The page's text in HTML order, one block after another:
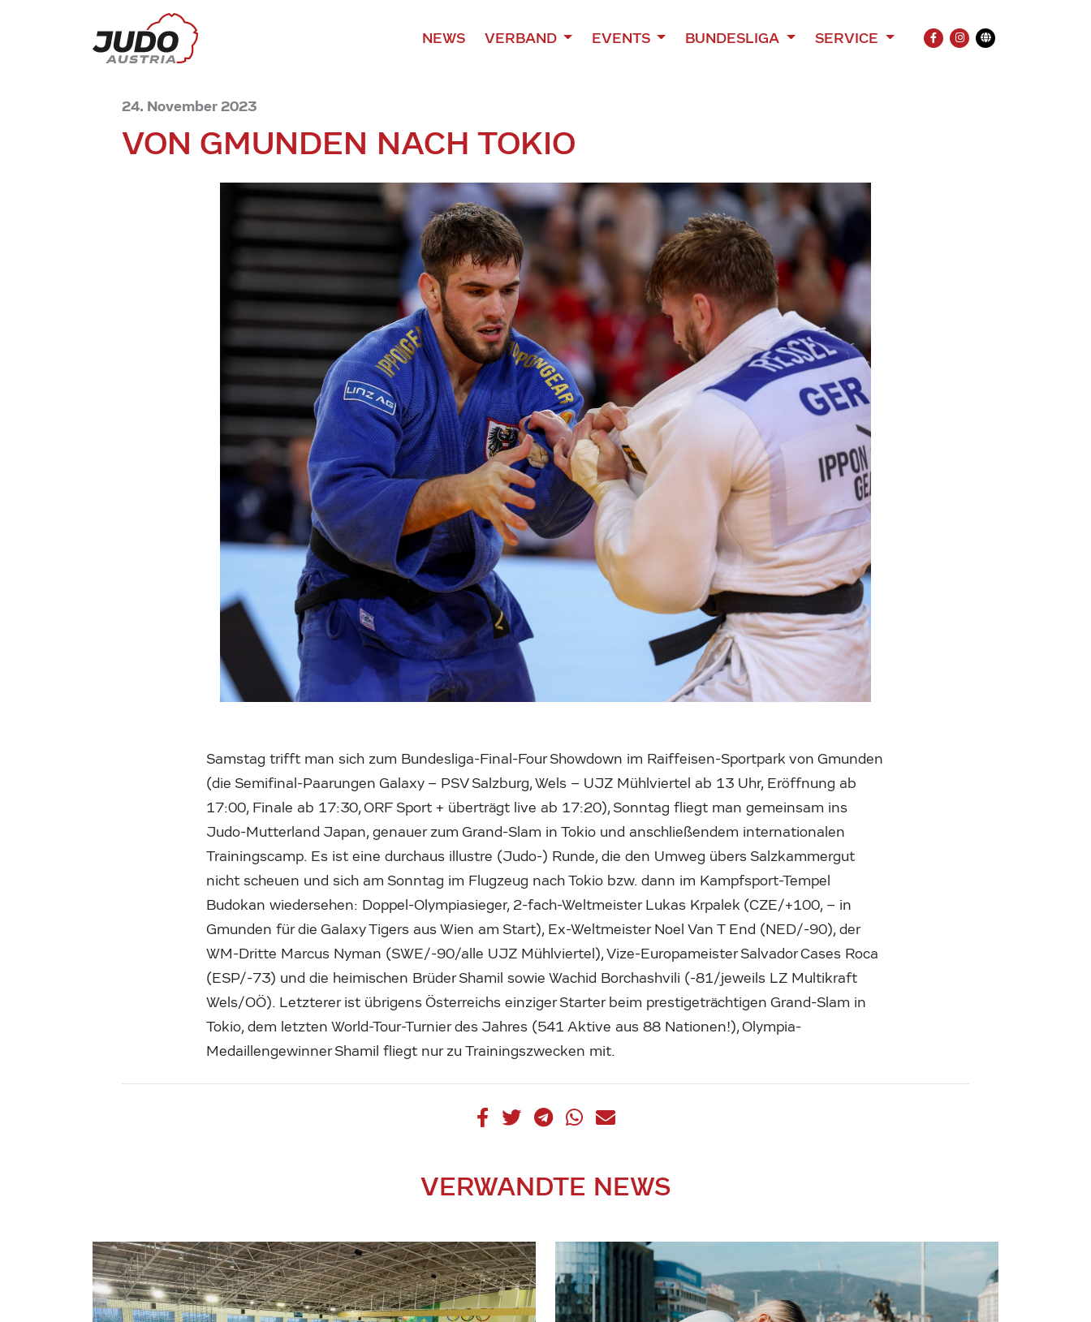
NEWS VERBAND EVENTS BUNDESLIGA SERVICE
FACEBOOK
INSTAGRAM
Übersetzung
24. November 2023
VON GMUNDEN NACH TOKIO
Samstag trifft man sich zum Bundesliga-Final-Four Showdown im Raiffeisen-Sportpark von Gmunden
(die Semifinal-Paarungen Galaxy – PSV Salzburg, Wels – UJZ Mühlviertel ab 13 Uhr, Eröffnung ab
17:00, Finale ab 17:30, ORF Sport + überträgt live ab 17:20), Sonntag fliegt man gemeinsam ins
Judo-Mutterland Japan, genauer zum Grand-Slam in Tokio und anschließendem internationalen
Trainingscamp. Es ist eine durchaus illustre (Judo-) Runde, die den Umweg übers Salzkammergut
nicht scheuen und sich am Sonntag im Flugzeug nach Tokio bzw. dann im Kampfsport-Tempel
Budokan wiedersehen: Doppel-Olympiasieger, 2-fach-Weltmeister Lukas Krpalek (CZE/+100, – in
Gmunden für die Galaxy Tigers aus Wien am Start), Ex-Weltmeister Noel Van T End (NED/-90), der
WM-Dritte Marcus Nyman (SWE/-90/alle UJZ Mühlviertel), Vize-Europameister Salvador Cases Roca
(ESP/-73) und die heimischen Brüder Shamil sowie Wachid Borchashvili (-81/jeweils LZ Multikraft
Wels/OÖ). Letzterer ist übrigens Österreichs einziger Starter beim prestigeträchtigen Grand-Slam in
Tokio, dem letzten World-Tour-Turnier des Jahres (541 Aktive aus 88 Nationen!), Olympia-
Medaillengewinner Shamil fliegt nur zu Trainingszwecken mit.
VERWANDTE NEWS